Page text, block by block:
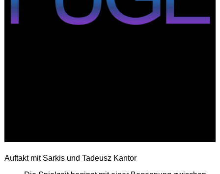
Auftakt mit Sarkis und Tadeusz Kantor